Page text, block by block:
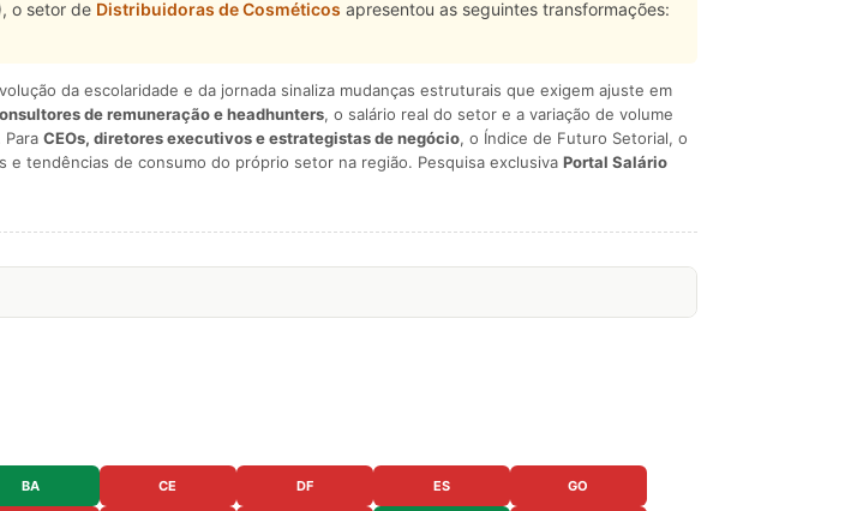
o setor de Distribuidoras de Cosméticos apresentou as seguintes transformações:
da escolaridade e da jornada sinaliza mudanças estruturais que exigem ajuste em
de remuneração e headhunters, o salário real do setor e a variação de volume
CEOs, diretores executivos e estrategistas de negócio, o Índice de Futuro Setorial, o
tendências de consumo do próprio setor na região. Pesquisa exclusiva Portal Salário
BA CE DF ES GO